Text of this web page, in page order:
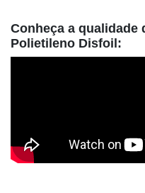
Conheça a qualidade
Polietileno Disfoil: